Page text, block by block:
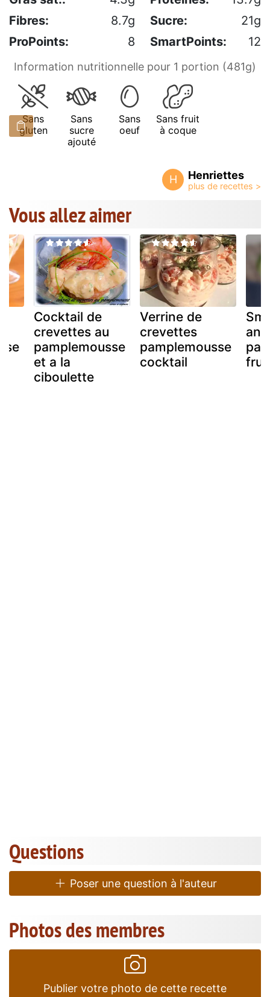
Fibres:
8.7g Sucre:
21g
ProPoints:
8 SmartPoints: 12
Information nutritionnelle pour 1 portion (481g)
Sans
gluten
Sans
sucre
ajouté
Sans
oeuf
Sans fruit
à coque
H Henriettes
Vous allez aimer
Cocktail de
crevettes au
pamplemousse
et a la
ciboulette
Verrine de
crevettes
pamplemousse
cocktail
Questions
Poser une question à l'auteur
Photos des membres
Publier votre photo de cette recette